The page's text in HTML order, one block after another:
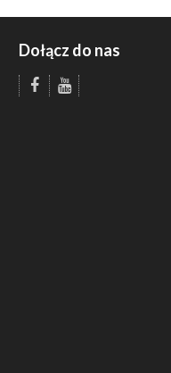
Dołącz do nas